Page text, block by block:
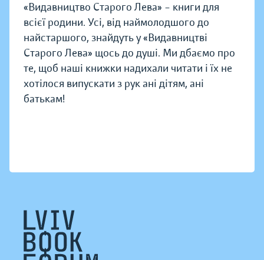
«Видавництво Старого Лева» – книги для
всієї родини. Усі, від наймолодшого до
найстаршого, знайдуть у «Видавництві
Старого Лева» щось до душі. Ми дбаємо про
те, щоб наші книжки надихали читати і їх не
хотілося випускати з рук ані дітям, ані
батькам!